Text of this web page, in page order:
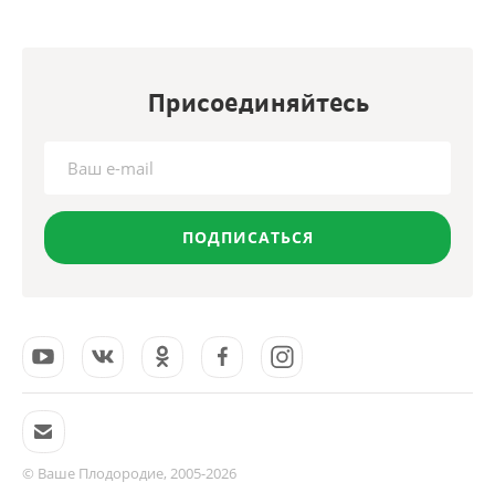
Присоединяйтесь
ПОДПИСАТЬСЯ
© Ваше Плодородие, 2005-2026